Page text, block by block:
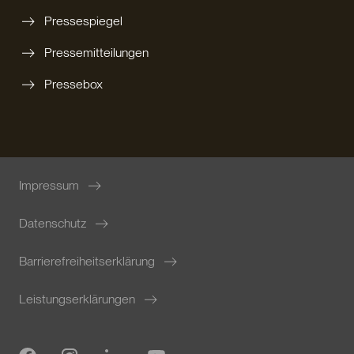
Pressespiegel
Pressemitteilungen
Pressebox
Impressum
Datenschutz
Barrierefreiheitserklärung
Leistungserklärungen